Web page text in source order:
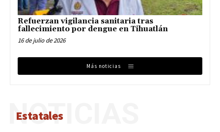
Refuerzan vigilancia sanitaria tras
fallecimiento por dengue en Tihuatlán
16 de julio de 2026
Más noticias
Estatales
NOTICIAS